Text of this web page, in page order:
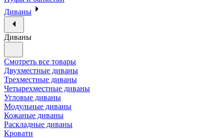
Диваны
Диваны
Смотреть все товары
Двухместные диваны
Трехместные диваны
Четырехместные диваны
Угловые диваны
Модульные диваны
Кожаные диваны
Раскладные диваны
Кровати